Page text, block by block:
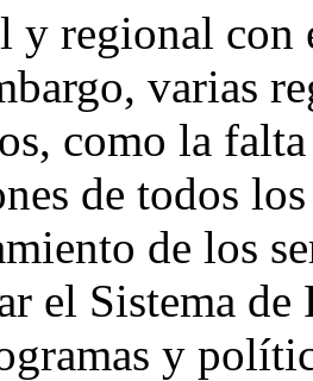
y regional con
varias
como la
de todos
de los
el Sistema
y